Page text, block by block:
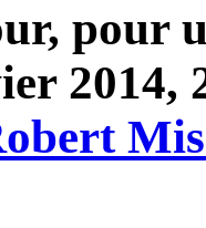
pour
2014,